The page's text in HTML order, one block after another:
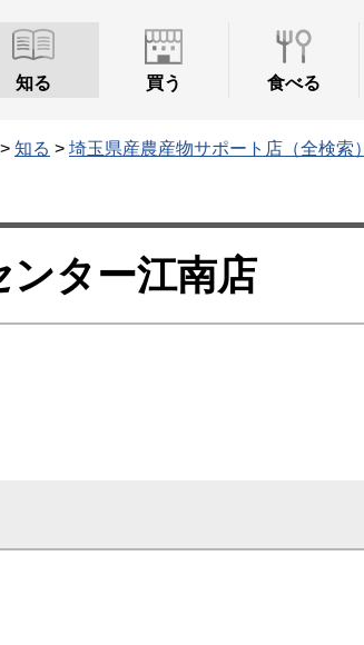
知る 買う 食べる
> 知る > 埼玉県産農産物サポート店（全検索）
ター江南店